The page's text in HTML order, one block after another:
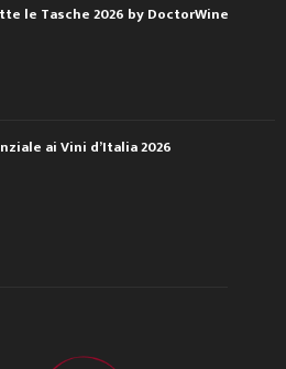
le Tasche 2026 by DoctorWine
ai Vini d’Italia 2026